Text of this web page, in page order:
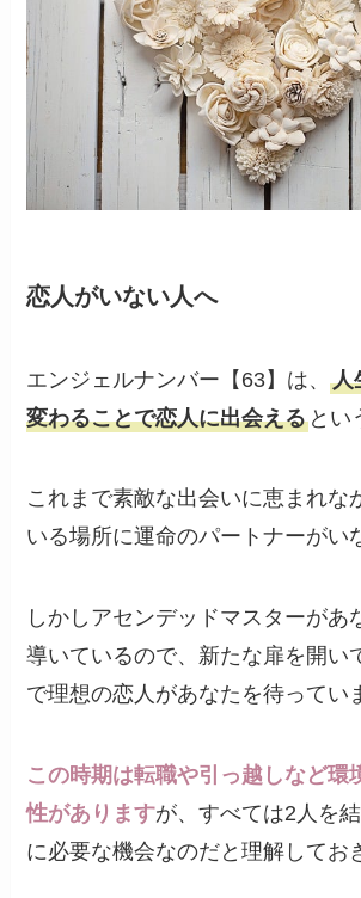
恋人がいない人へ
エンジェルナンバー【63】は、人
変わることで恋人に出会える とい
これまで素敵な出会いに恵まれな
いる場所に運命のパートナーがい
しかしアセンデッドマスターがあ
導いているので、新たな扉を開い
で理想の恋人があなたを待ってい
この時期は転職や引っ越しなど環
性がありますが、すべては2人を
に必要な機会なのだと理解してお